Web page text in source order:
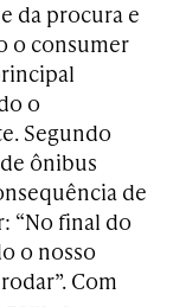
da procura e
o consumer
o
Segundo
ônibus
de
“No final do
o nosso
Com